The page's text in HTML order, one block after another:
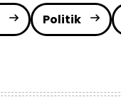
Politik